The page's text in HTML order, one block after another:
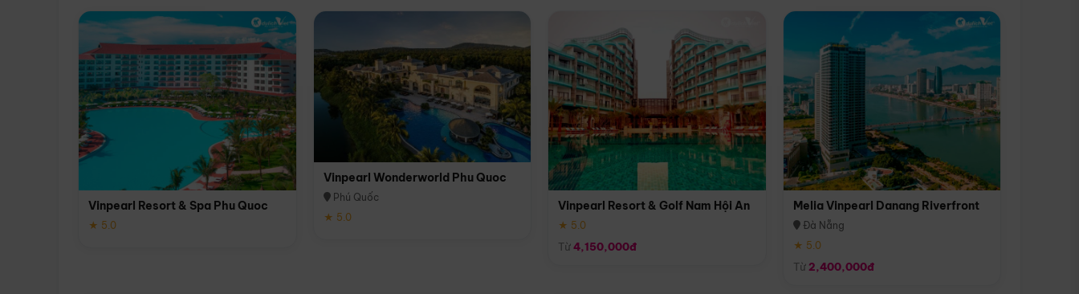
Vinpearl Resort & Spa Phu Quoc
★ 5.0
Vinpearl Wonderworld Phu Quoc
Phú Quốc
★ 5.0
Vinpearl Resort & Golf Nam Hội An
★ 5.0
Từ4,150,000đ
Melia Vinpearl Danang Riverfront
Đà Nẵng
★ 5.0
Từ 2,400,000đ